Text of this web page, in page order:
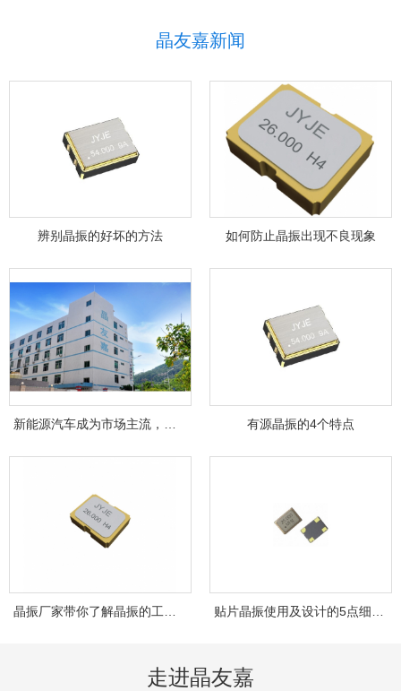
晶友嘉新闻
辨别晶振的好坏的方法 如何防止晶振出现不良现象
有源晶振的4个特点
晶振厂家带你了解晶振的工作原理！ 贴片晶振使用及设计的5点细节，你注意到了...
走进晶友嘉